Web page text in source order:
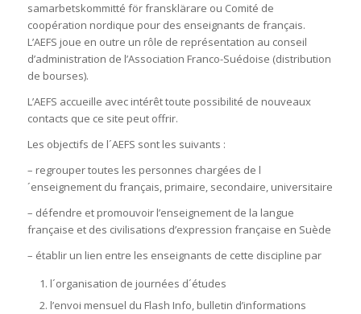
samarbetskommitté för fransklärare ou Comité de
coopération nordique pour des enseignants de français.
L’AEFS joue en outre un rôle de représentation au conseil
d’administration de l’Association Franco-Suédoise (distribution
de bourses).
L’AEFS accueille avec intérêt toute possibilité de nouveaux
contacts que ce site peut offrir.
Les objectifs de l´AEFS sont les suivants :
– regrouper toutes les personnes chargées de l
´enseignement du français, primaire, secondaire, universitaire
– défendre et promouvoir l’enseignement de la langue
française et des civilisations d’expression française en Suède
– établir un lien entre les enseignants de cette discipline par
l´organisation de journées d´études
l’envoi mensuel du Flash Info, bulletin d’informations